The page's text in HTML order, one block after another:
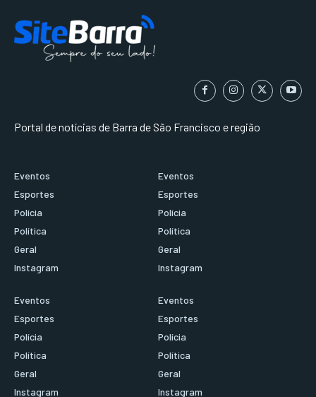
Portal de notícias de Barra de São Francisco e região
Eventos
Esportes
Polícia
Política
Geral
Instagram
Eventos
Esportes
Polícia
Política
Geral
Instagram
Eventos
Esportes
Polícia
Política
Geral
Instagram
Eventos
Esportes
Polícia
Política
Geral
Instagram